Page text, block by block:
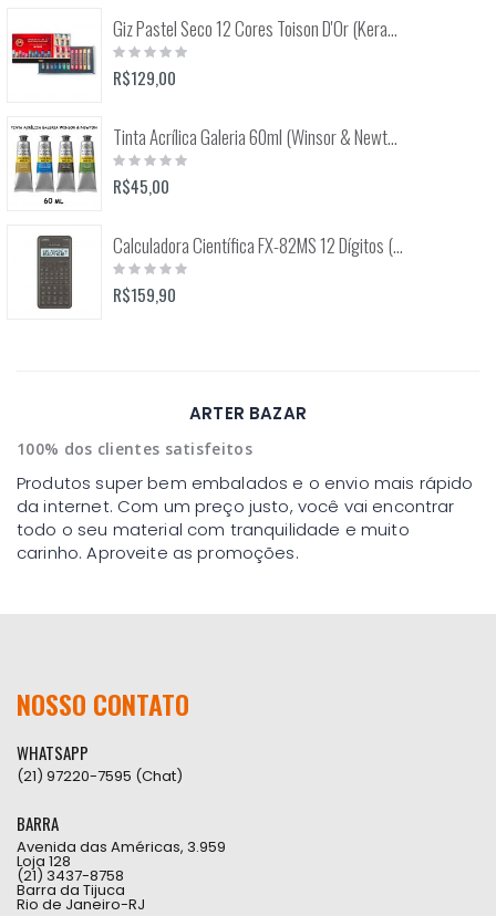
Giz Pastel Seco 12 Cores Toison D'Or (Keramik) 8512
Rating:
0%
R$129,00
Tinta Acrílica Galeria 60ml (Winsor & Newton)
Rating:
0%
R$45,00
Calculadora Científica FX-82MS 12 Dígitos (Casio)
Rating:
0%
R$159,90
ARTER BAZAR
100% dos clientes satisfeitos
Produtos super bem embalados e o envio mais rápido
da internet. Com um preço justo, você vai encontrar
todo o seu material com tranquilidade e muito
carinho. Aproveite as promoções.
NOSSO CONTATO
WHATSAPP
(21) 97220-7595 (Chat)
BARRA
Avenida das Américas, 3.959
Loja 128
(21) 3437-8758
Barra da Tijuca
Rio de Janeiro-RJ